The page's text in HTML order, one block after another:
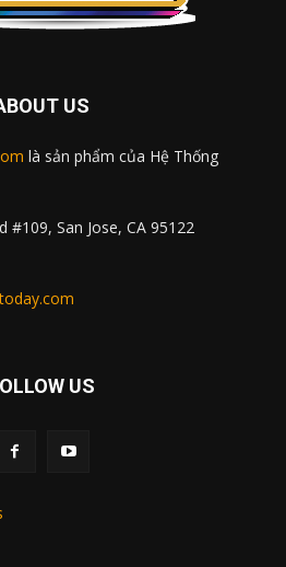
US
là sản phẩm của Hệ Thống
#109, San Jose, CA 95122
US